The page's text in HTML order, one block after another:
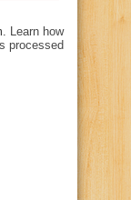
Learn how
processed.